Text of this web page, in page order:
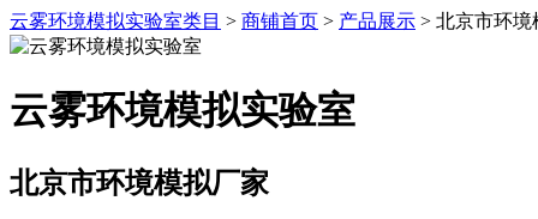
云雾环境模拟实验室类目 > 商铺首页 > 产品展示 > 北京市环
云雾环境模拟实验室
北京市环境模拟厂家